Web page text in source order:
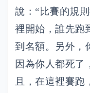
說：“比賽的規
裡開始，誰先跑
到名額。另外，
因為你人都死了
且，在這裡賽跑